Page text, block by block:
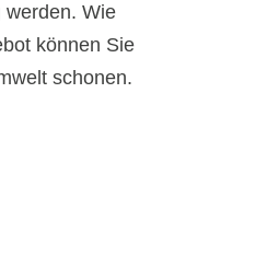
werden. Wie
können Sie
schonen.